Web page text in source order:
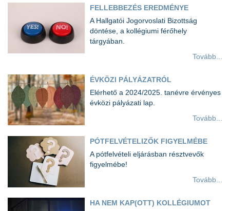
FELLEBBEZÉS EREDMÉNYE
A Hallgatói Jogorvoslati Bizottság
döntése, a kollégiumi férőhely
tárgyában.
Tovább...
ÉVKÖZI PÁLYÁZATRÓL
Elérhető a 2024/2025. tanévre érvényes
évközi pályázati lap.
Tovább...
PÓTFELVÉTELIZŐK FIGYELMÉBE
A pótfelvételi eljárásban résztvevők
figyelmébe!
Tovább...
HA NEM KAP(OTT) KOLLÉGIUMOT